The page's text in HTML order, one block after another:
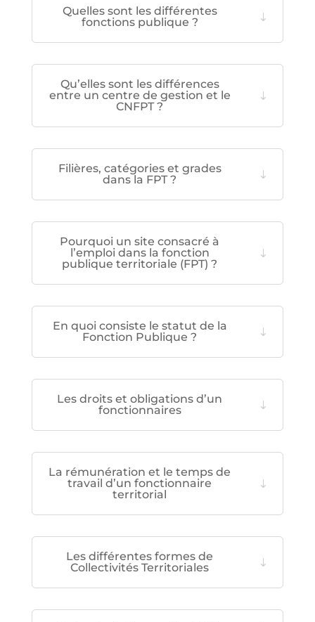
Quelles sont les différentes
fonctions publique ?
Qu’elles sont les différences
entre un centre de gestion et le
CNFPT ?
Filières, catégories et grades
dans la FPT ?
Pourquoi un site consacré à
l’emploi dans la fonction
publique territoriale (FPT) ?
En quoi consiste le statut de la
Fonction Publique ?
Les droits et obligations d’un
fonctionnaires
La rémunération et le temps de
travail d’un fonctionnaire
territorial
Les différentes formes de
Collectivités Territoriales